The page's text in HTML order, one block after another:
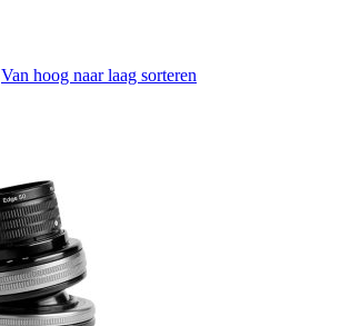
Van hoog naar laag sorteren